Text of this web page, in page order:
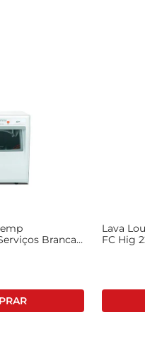
Branca
Lava
FC Hig